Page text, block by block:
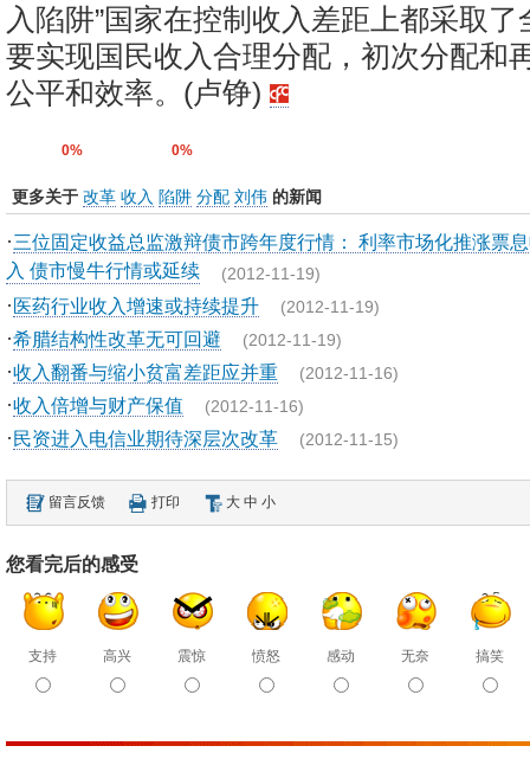
入陷阱”国家在控制收入差距上都采取
要实现国民收入合理分配，初次分配和
公平和效率。(卢铮)
0% 0%
更多关于 改革 收入 陷阱 分配 刘伟 的新闻
·三位固定收益总监激辩债市跨年度行情： 利率市场化推涨票
入 债市慢牛行情或延续 (2012-11-19)
·医药行业收入增速或持续提升 (2012-11-19)
·希腊结构性改革无可回避 (2012-11-19)
·收入翻番与缩小贫富差距应并重 (2012-11-16)
·收入倍增与财产保值 (2012-11-16)
·民资进入电信业期待深层次改革 (2012-11-15)
留言反馈 打印 大 中 小
您看完后的感受
支持 高兴 震惊 愤怒 感动 无奈 搞笑